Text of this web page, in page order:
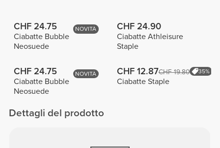
NOVITÀ
CHF 24.75
Ciabatte Bubble
Neosuede
CHF 24.90
Ciabatte Athleisure
Staple
NOVITÀ
CHF 24.75
Ciabatte Bubble
Neosuede
CHF 12.87CHF 19.80 35%
Ciabatte Staple
Dettagli del prodotto